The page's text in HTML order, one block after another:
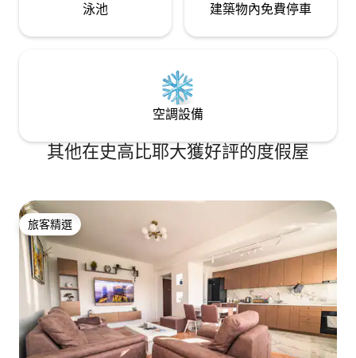
泳池 建築物內免費停車
空調設備
其他在史高比耶大獲好評的度假屋
旅客精選
旅客精選